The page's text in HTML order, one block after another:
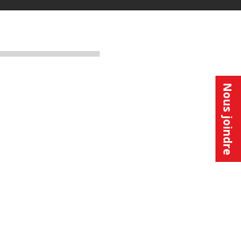
Nous joindre